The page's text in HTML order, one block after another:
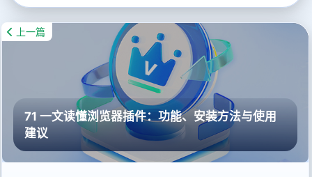
上一篇
71 一文读懂浏览器插件：功能、安装方法与使用
建议